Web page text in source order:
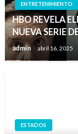
ENTRETENIMIENTO
HBO REVELA
NUEVA SERIE
admin abril 16, 2025
ESTADOS